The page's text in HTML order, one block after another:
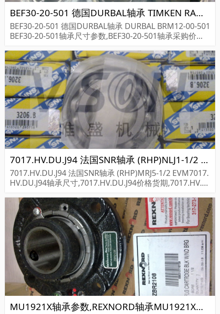
BEF30-20-501 德国DURBAL轴承 TIMKEN RAO 1- 11/16
BEF30-20-501 德国DURBAL轴承 DURBAL BRM12-00-501
BEF30-20-501轴承尺寸参数,BEF30-20-501轴承采购价格,
7017.HV.DU.J94 法国SNR轴承 (RHP)NLJ1-1/2 KTN
7017.HV.DU.J94 法国SNR轴承 (RHP)MRJ5-1/2 EVM7017.
HV.DU.J94轴承尺寸,7017.HV.DU.J94价格货期,7017.HV.D
MU1921X轴承参数,REXNORD轴承MU1921X重量